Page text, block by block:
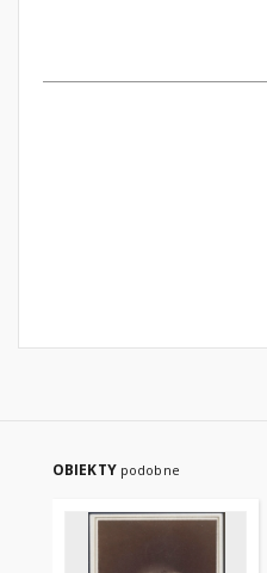
OBIEKTY podobne